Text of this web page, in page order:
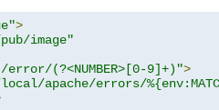
>
image"
error/(?<NUMBER>[0-9]+)">
apache/errors/